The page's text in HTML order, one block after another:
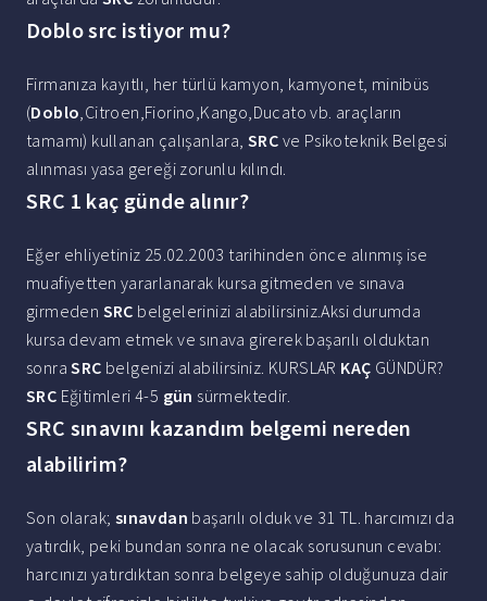
Doblo src istiyor mu?
Firmanıza kayıtlı, her türlü kamyon, kamyonet, minibüs
(Doblo,Citroen,Fiorino,Kango,Ducato vb. araçların
tamamı) kullanan çalışanlara, SRC ve Psikoteknik Belgesi
alınması yasa gereği zorunlu kılındı.
SRC 1 kaç günde alınır?
Eğer ehliyetiniz 25.02.2003 tarihinden önce alınmış ise
muafiyetten yararlanarak kursa gitmeden ve sınava
girmeden SRC belgelerinizi alabilirsiniz.Aksi durumda
kursa devam etmek ve sınava girerek başarılı olduktan
sonraSRC belgenizi alabilirsiniz. KURSLAR KAÇ GÜNDÜR?
SRC Eğitimleri 4-5 gün sürmektedir.
SRC sınavını kazandım belgemi nereden
alabilirim?
Son olarak; sınavdan başarılı olduk ve 31 TL. harcımızı da
yatırdık, peki bundan sonra ne olacak sorusunun cevabı:
harcınızı yatırdıktan sonra belgeye sahip olduğunuza dair